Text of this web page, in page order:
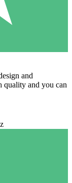
and
quality and you can